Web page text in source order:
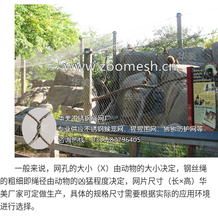
一般来说，网孔的大小（X）由动物的大小决定，钢丝绳
的粗细即绳径由动物的凶猛程度决定，网片尺寸（长×高）华
美厂家可定做生产，具体的规格尺寸需要根据实际的应用环境
进行选择。